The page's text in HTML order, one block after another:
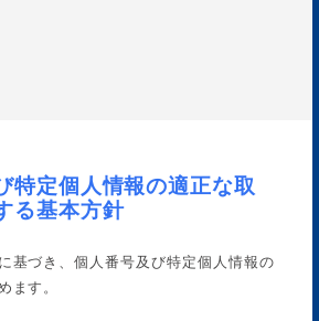
特定個人情報の適正な取
る基本方針
基づき、個人番号及び特定個人情報の
ます。